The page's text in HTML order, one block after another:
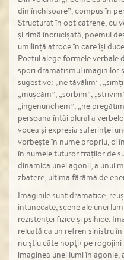
din închisoare”, compus în
Structurat în opt catrene, cu
și rimă încrucișată, poemul
umilință atroce în care își
Poetul alege formele verbale
spori dramatismul imaginilor
sugestive: „ne tăvălim”,
„mușcăm”, „sorbim”,
„îngenunchem”, „ne
persoana întâi plural a
vocea și expresia suferinței
vorbește în nume propriu, ci
în numele tuturor fraților de
dinamica unei agonii, a unui
zbatere, ultima fărâmă de
Imaginile sunt dramatice,
întunecate, scene ale unei
rezistenței fizice și psihice.
reluată ca un refren sinistru
nu știu câte nopți/ pe rogojini
imaginea unei lumi în